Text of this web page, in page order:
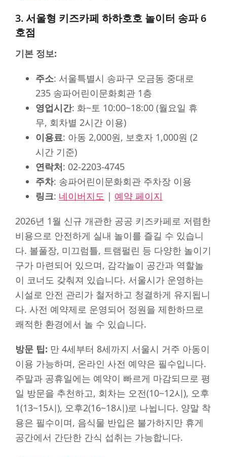
3. 서울형 키즈카페 하하호호 놀이터 송파 6
호점
기본 정보:
주소: 서울특별시 송파구 오금동 중대로
235 송파어린이문화회관 1층
영업시간: 화~토 10:00~18:00 (월요일 휴
무, 회차별 2시간 이용)
이용료: 아동 2,000원, 보호자 1,000원 (2
시간 기준)
연락처: 02-2203-4745
주차: 송파어린이문화회관 주차장 이용
링크: 네이버지도 | 예약 페이지
2026년 1월 신규 개관한 공공 키즈카페로 저렴한
비용으로 안전하게 실내 놀이를 즐길 수 있습니
다. 볼풀장, 미끄럼틀, 트램펄린 등 다양한 놀이기
구가 마련되어 있으며, 감각놀이 공간과 역할놀
이 코너도 갖춰져 있습니다. 서울시가 운영하는
시설로 안전 관리가 철저하고 청결하게 유지됩니
다. 사전 예약제로 운영되어 정원을 제한하므로
쾌적한 환경에서 놀 수 있습니다.
방문 팁: 만 4세부터 8세까지 서울시 거주 아동이
이용 가능하며, 온라인 사전 예약은 필수입니다.
주말과 공휴일에는 예약이 빠르게 마감되므로 평
일 방문을 추천하고, 회차는 오전(10~12시), 오후
1(13~15시), 오후2(16~18시)로 나뉩니다. 양말 착
용은 필수이며, 음식물 반입은 불가하지만 휴게
공간에서 간단한 간식 섭취는 가능합니다.